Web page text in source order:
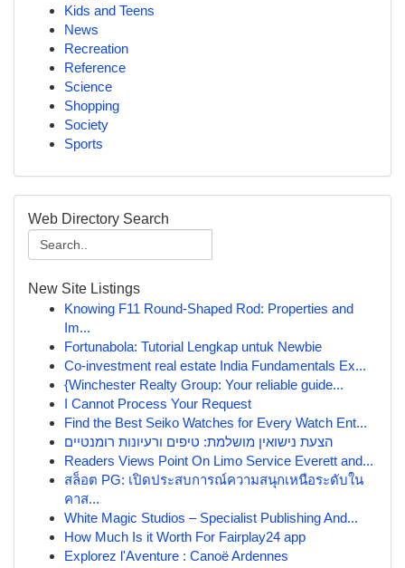
Kids and Teens
News
Recreation
Reference
Science
Shopping
Society
Sports
Web Directory Search
New Site Listings
Knowing F11 Round-Shaped Rod: Properties and
Im...
Fortunabola: Tutorial Lengkap untuk Newbie
Co-investment real estate India Fundamentals Ex...
{Winchester Realty Group: Your reliable guide...
I Cannot Process Your Request
Find the Best Seiko Watches for Every Watch Ent...
הצעת נישואין מושלמת: טיפים ורעיונות רומנטיים
Readers Views Point On Limo Service Everett and...
สล็อต PG: เปิดประสบการณ์ความสนุกเหนือระดับใน
คาส...
White Magic Studios – Specialist Publishing And...
How Much Is it Worth For Fairplay24 app
Explorez l'Aventure : Canoë Ardennes